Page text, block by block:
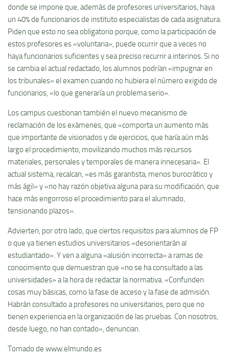
donde se impone que, además de profesores universitarios, haya
un 40% de funcionarios de instituto especialistas de cada asignatura.
Piden que esto no sea obligatorio porque, como la participación de
estos profesores es «voluntaria», puede ocurrir que a veces no
haya funcionarios suficientes y sea preciso recurrir a interinos. Si no
se cambia el actual redactado, los alumnos podrían «impugnar en
los tribunales» el examen cuando no hubiera el número exigido de
funcionarios, «lo que generaría un problema serio».
Los campus cuestionan también el nuevo mecanismo de
reclamación de los exámenes, que «comporta un aumento más
que importante de visionados y de ejercicios, que haría aún más
largo el procedimiento, movilizando muchos más recursos
materiales, personales y temporales de manera innecesaria». El
actual sistema, recalcan, «es más garantista, menos burocrático y
más ágil» y «no hay razón objetiva alguna para su modificación, que
hace más engorroso el procedimiento para el alumnado,
tensionando plazos».
Advierten, por otro lado, que ciertos requisitos para alumnos de FP
o que ya tienen estudios universitarios «desorientarán al
estudiantado». Y ven a alguna «alusión incorrecta» a ramas de
conocimiento que demuestran que «no se ha consultado a las
universidades» a la hora de redactar la normativa. «Confunden
cosas muy básicas, como la fase de acceso y la fase de admisión.
Habrán consultado a profesores no universitarios, pero que no
tienen experiencia en la organización de las pruebas. Con nosotros,
desde luego, no han contado», denuncian.
Tomado de www.elmundo.es